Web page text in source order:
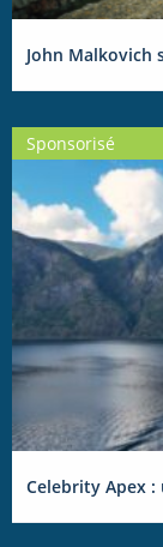
John Malkovich
Sponsorisé
Celebrity Apex :